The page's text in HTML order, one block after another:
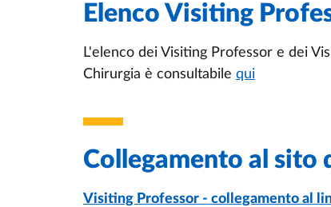
Elenco Visiting
L'elenco dei Visiting Professor e dei
Chirurgia è consultabilequi
Collegamento al sito
Visiting Professor - collegamento al